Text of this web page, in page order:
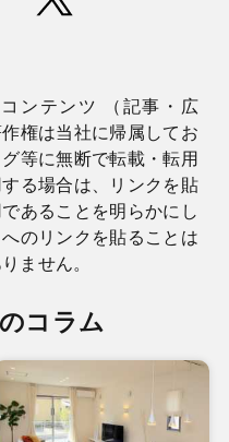
ンテンツ （記事・広
権は当社に帰属してお
等に無断で転載・転用
る場合は、リンクを貼
あることを明らかにし
のリンクを貼ることは
ません。
コラム